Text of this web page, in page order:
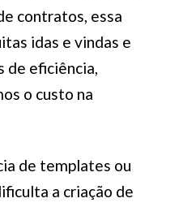
contratos, essa
idas e vindas e
de eficiência,
o custo na
de templates ou
a criação de